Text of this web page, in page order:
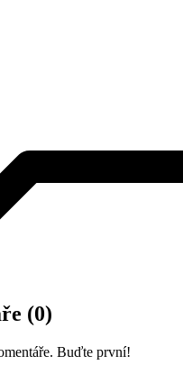
(0)
Buďte první!